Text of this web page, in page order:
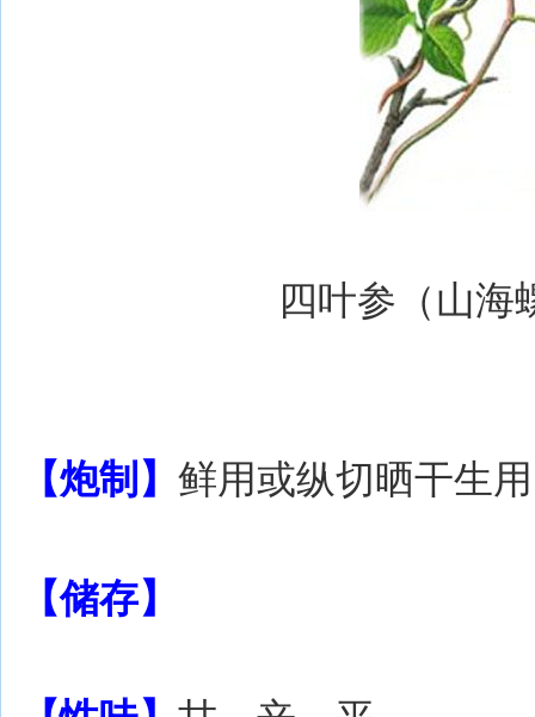
四叶参（山海
【炮制】 鲜用或纵切晒干生
【储存】